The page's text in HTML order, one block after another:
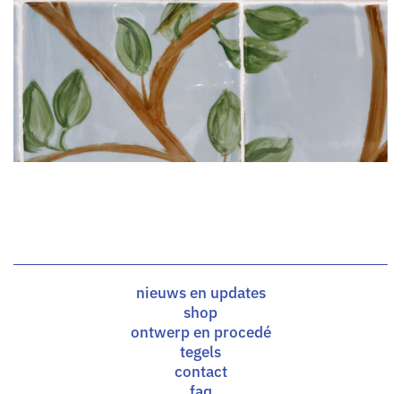
nieuws en updates
shop
ontwerp en procedé
tegels
contact